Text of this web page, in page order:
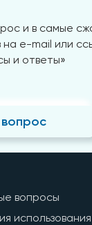
и в самые
на e-mail или
и ответы»
вопросы